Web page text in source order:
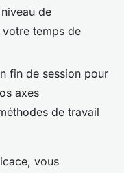
de
temps de
fin de session pour
axes
de travail
vous